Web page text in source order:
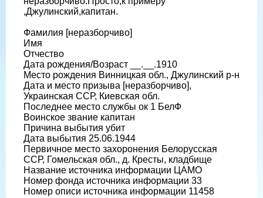
,Джулинский,капитан.
Фамилия [неразборчиво]
Имя
Отчество
Дата рождения/Возраст __.__.1910
Место рождения Винницкая обл., Джулинский р-н
Дата и место призыва [неразборчиво],
Украинская ССР, Киевская обл.
Последнее место службы ок 1 БелФ
Воинское звание капитан
Причина выбытия убит
Дата выбытия 25.06.1944
Первичное место захоронения Белорусская
ССР, Гомельская обл., д. Кресты, кладбище
Название источника информации ЦАМО
Номер фонда источника информации 33
Номер описи источника информации 11458